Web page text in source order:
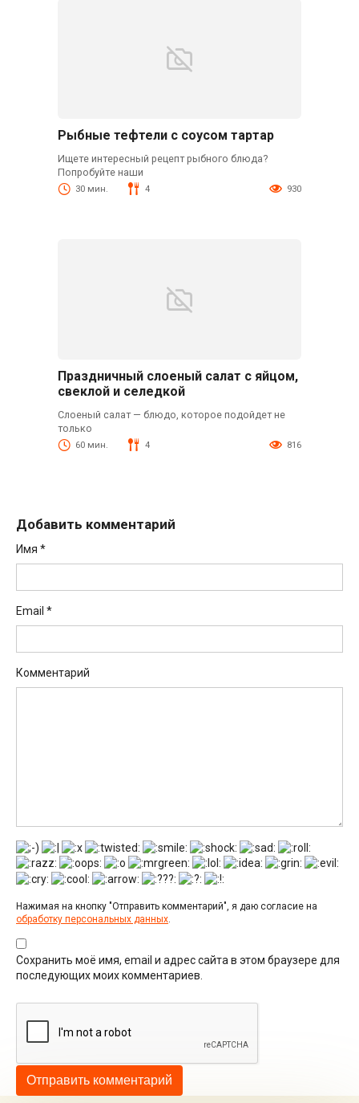
Рыбные тефтели с соусом тартар
Ищете интересный рецепт рыбного блюда?
Попробуйте наши
30 мин. 4 930
Праздничный слоеный салат с яйцом,
свеклой и селедкой
Слоеный салат — блюдо, которое подойдет не
только
60 мин. 4 816
Добавить комментарий
Имя *
Email *
Комментарий
Нажимая на кнопку "Отправить комментарий", я даю согласие на
обработку персональных данных.
Сохранить моё имя, email и адрес сайта в этом браузере для
последующих моих комментариев.